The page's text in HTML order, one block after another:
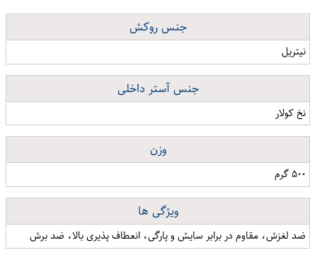
جنس روکش
نیتریل
جنس آستر داخلی
نخ کولار
وزن
۵۰۰ گرم
ویژگی ها
ضد لغزش، مقاوم در برابر سایش و پارگی، انعطاف پذیری بالا، ضد برش